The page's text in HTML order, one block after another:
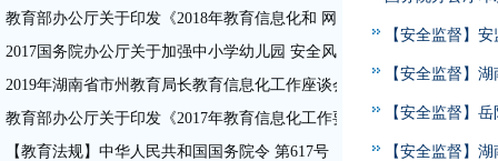
教育部办公厅关于印发《2018年教育信息化和 网络安全工作要点》的通
2017国务院办公厅关于加强中小学幼儿园 安全风险防控体系建设的意见
2019年湖南省市州教育局长教育信息化工作座谈会召开
教育部办公厅关于印发《2017年教育信息化工作要点》的通知
【教育法规】中华人民共和国国务院令 第617号
控体系建设的意
【安全监督】
油气管【安全监督】
【安全监督】
管理能【安全监督】